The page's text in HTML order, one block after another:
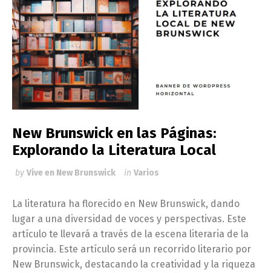
New Brunswick en las Páginas:
Explorando la Literatura Local
by Vive en New Brunswick in Varios
La literatura ha florecido en New Brunswick, dando
lugar a una diversidad de voces y perspectivas. Este
artículo te llevará a través de la escena literaria de la
provincia. Este artículo será un recorrido literario por
New Brunswick, destacando la creatividad y la riqueza